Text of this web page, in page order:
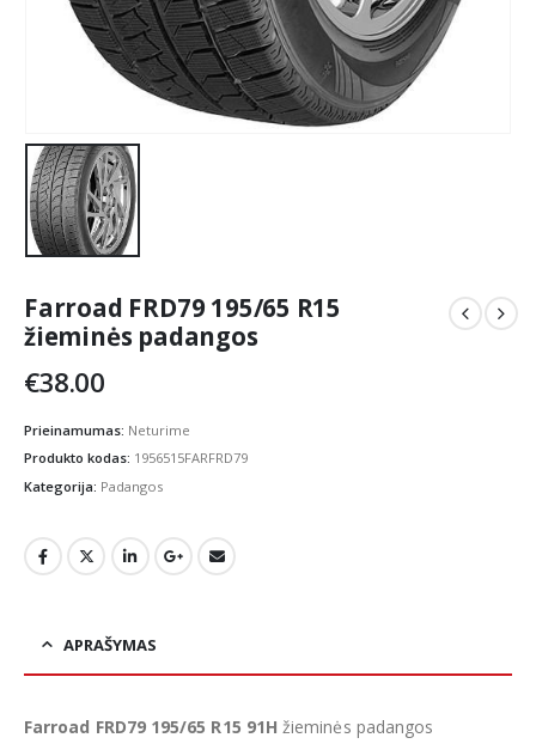
Farroad FRD79 195/65 R15
žieminės padangos
€38.00
Prieinamumas: Neturime
Produkto kodas: 1956515FARFRD79
Kategorija: Padangos
APRAŠYMAS
Farroad FRD79 195/65 R15 91H žieminės padangos